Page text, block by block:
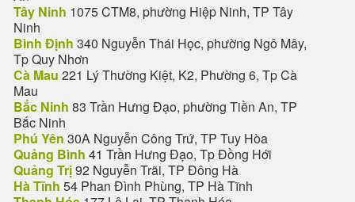
Tây Ninh 1075 CTM8, phường Hiệp Ninh, TP Tây
Ninh
Bình Định 340 Nguyễn Thái Học, phường Ngô Mây,
Tp Quy Nhơn
Cà Mau 221 Lý Thường Kiệt, K2, Phường 6, Tp Cà
Mau
Bắc Ninh 83 Trần Hưng Đạo, phường Tiền An, TP
Bắc Ninh
Phú Yên 30A Nguyễn Công Trứ, TP Tuy Hòa
Quảng Bình 41 Trần Hưng Đạo, Tp Đồng Hới
Quảng Trị92 Nguyễn Trãi, TP Đông Hà
Hà Tĩnh 54 Phan Đình Phùng, TP Hà Tĩnh